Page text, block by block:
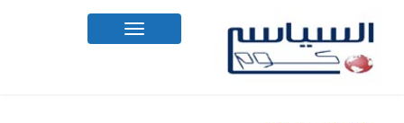
Toggle
navigation